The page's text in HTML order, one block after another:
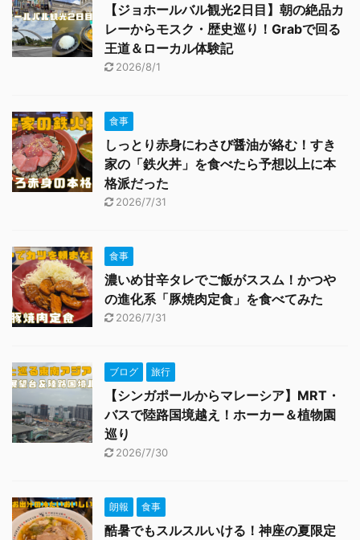
【ジョホールバル観光2日目】朝の絶品カ
レーからモスク・歴史巡り！Grabで回る
王道＆ローカル体験記
2026/8/1
食事
しっとり赤身にわさび醤油が絡む！すき
家の「鉄火丼」を食べたら予想以上に本
格派だった
2026/7/31
食事
濃いめ甘辛タレでご飯がススム！かつや
の進化系「豚焼肉定食」を食べてみた
2026/7/31
ブログ 旅行
【シンガポールからマレーシア】MRT・
バスで陸路国境越え！ホーカー＆植物園
巡り
2026/7/30
朗報 食事
酷暑でもスルスルいける！神座の夏限定